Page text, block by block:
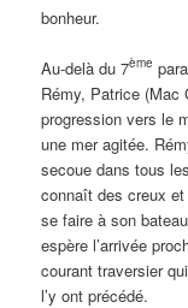
bonheur.
Au-delà du 7ème
Rémy, Patrice (Mac
progression vers le
une mer agitée.
secoue dans tous
connaît des creux
se faire à son
espère l’arrivée
courant traversier
l’y ont précédé.